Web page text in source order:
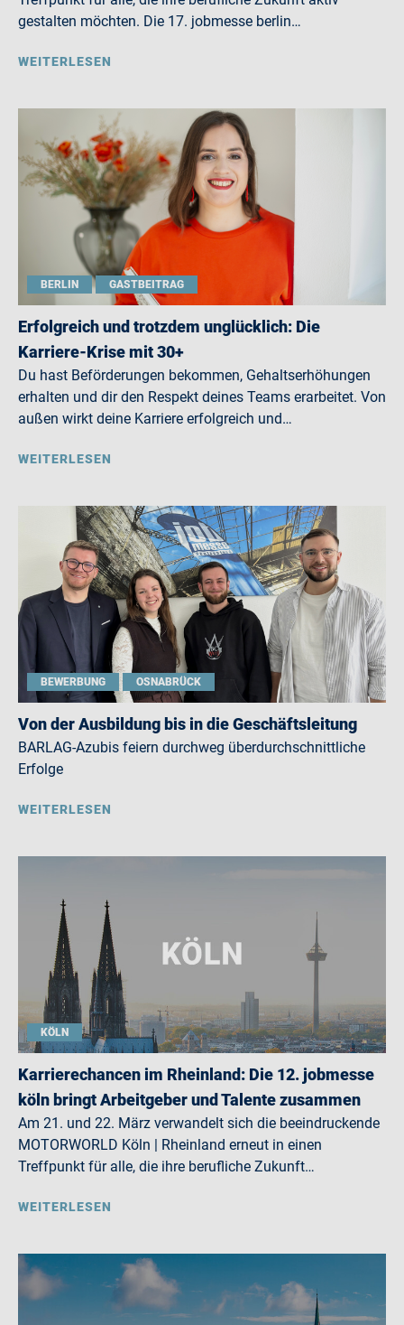
gestalten möchten. Die 17. jobmesse berlin…
WEITERLESEN
BERLIN GASTBEITRAG
Erfolgreich und trotzdem unglücklich: Die
Karriere-Krise mit 30+
Du hast Beförderungen bekommen, Gehaltserhöhungen
erhalten und dir den Respekt deines Teams erarbeitet. Von
außen wirkt deine Karriere erfolgreich und…
WEITERLESEN
BEWERBUNG OSNABRÜCK
Von der Ausbildung bis in die Geschäftsleitung
BARLAG-Azubis feiern durchweg überdurchschnittliche
Erfolge
WEITERLESEN
KÖLN
Karrierechancen im Rheinland: Die 12. jobmesse
köln bringt Arbeitgeber und Talente zusammen
Am 21. und 22. März verwandelt sich die beeindruckende
MOTORWORLD Köln | Rheinland erneut in einen
Treffpunkt für alle, die ihre berufliche Zukunft…
WEITERLESEN